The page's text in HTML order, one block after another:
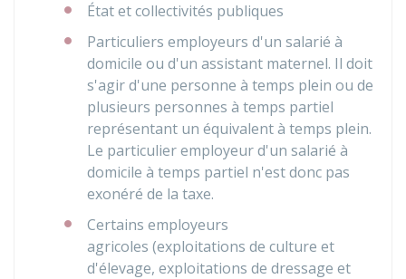
État et collectivités publiques
Particuliers employeurs d'un salarié à
domicile ou d'un assistant maternel. Il doit
s'agir d'une personne à temps plein ou de
plusieurs personnes à temps partiel
représentant un équivalent à temps plein.
Le particulier employeur d'un salarié à
domicile à temps partiel n'est donc pas
exonéré de la taxe.
Certains employeurs
agricoles (exploitations de culture et
d'élevage, exploitations de dressage et